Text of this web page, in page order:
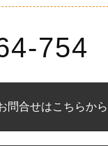
754
問合せはこちらから